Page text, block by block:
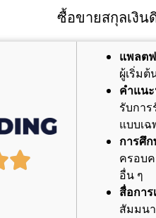
ซื้อขายสกุลเงิ
แพลต
ผู้เริ่ม
คำแน
รับกา
แบบเ
การศึ
ครอบ
อื่น ๆ
สื่อกา
สัมมน